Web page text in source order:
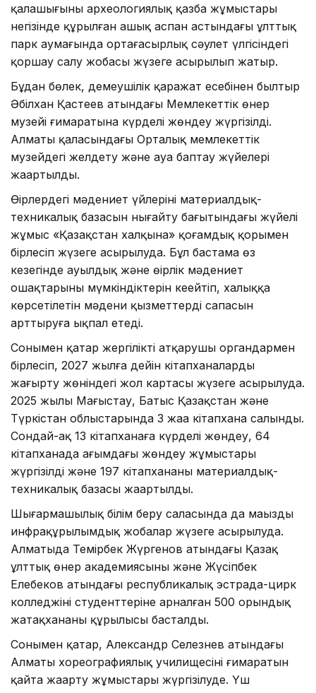
қалашығының археологиялық қазба жұмыстары
негізінде құрылған ашық аспан астындағы ұлттық
парк аумағында ортағасырлық сәулет үлгісіндегі
қоршау салу жобасы жүзеге асырылып жатыр.
Бұдан бөлек, демеушілік қаражат есебінен былтыр
Әбілхан Қастеев атындағы Мемлекеттік өнер
музейі ғимаратына күрделі жөндеу жүргізілді.
Алматы қаласындағы Орталық мемлекеттік
музейдегі желдету және ауа баптау жүйелері
жаңартылды.
Өңірлердегі мәдениет үйлерінің материалдық-
техникалық базасын нығайту бағытындағы жүйелі
жұмыс «Қазақстан халқына» қоғамдық қорымен
бірлесіп жүзеге асырылуда. Бұл бастама өз
кезегінде ауылдық және өңірлік мәдениет
ошақтарының мүмкіндіктерін кеңейтіп, халыққа
көрсетілетін мәдени қызметтердің сапасын
арттыруға ықпал етеді.
Сонымен қатар жергілікті атқарушы органдармен
бірлесіп, 2027 жылға дейін кітапханаларды
жаңғырту жөніндегі жол картасы жүзеге асырылуда.
2025 жылы Маңғыстау, Батыс Қазақстан және
Түркістан облыстарында 3 жаңа кітапхана салынды.
Сондай-ақ 13 кітапханаға күрделі жөндеу, 64
кітапханада ағымдағы жөндеу жұмыстары
жүргізілді және 197 кітапхананың материалдық-
техникалық базасы жаңартылды.
Шығармашылық білім беру саласында да маңызды
инфрақұрылымдық жобалар жүзеге асырылуда.
Алматыда Темірбек Жүргенов атындағы Қазақ
ұлттық өнер академиясының және Жүсіпбек
Елебеков атындағы республикалық эстрада-цирк
колледжінің студенттеріне арналған 500 орындық
жатақхананың құрылысы басталды.
Сонымен қатар, Александр Селезнев атындағы
Алматы хореографиялық училищесінің ғимаратын
қайта жаңарту жұмыстары жүргізілуде. Үш